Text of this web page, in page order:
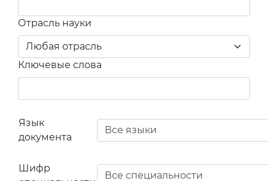
Отрасль науки
Ключевые слова
Язык
документа
Шифр